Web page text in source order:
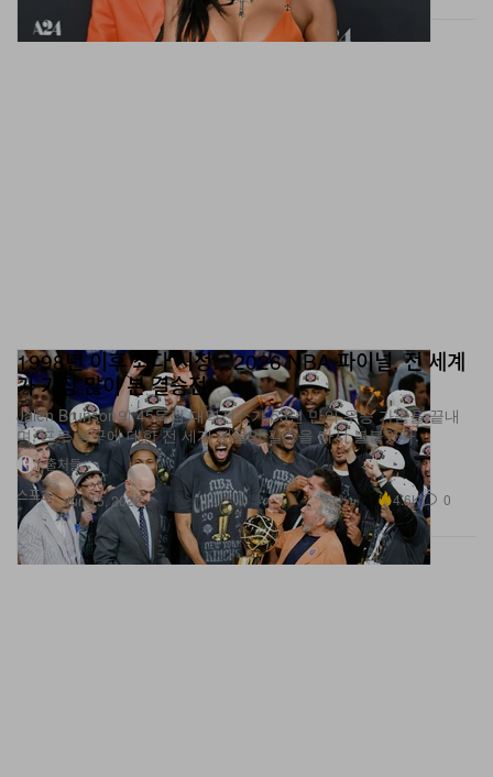
스포츠
1998년 이후 최다 시청…2026 NBA 파이널, 전 세계
가 가장 많이 본 결승전
Jalen Brunson의 45득점 대역전쇼가 53년 만의 우승 가뭄을 끝내
며, 프로 농구에 대한 전 세계 팬들의 갈증을 다시 불붙였다.
1 출처들
Jun 15, 2026
4.6K 0